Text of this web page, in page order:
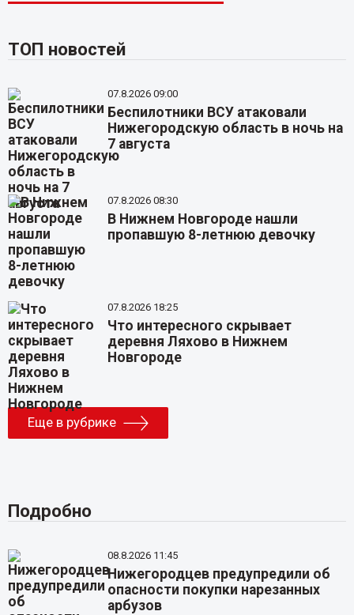
ТОП новостей
07.8.2026 09:00
Беспилотники ВСУ атаковали
Нижегородскую область в ночь на
7 августа
07.8.2026 08:30
В Нижнем Новгороде нашли
пропавшую 8-летнюю девочку
07.8.2026 18:25
Что интересного скрывает
деревня Ляхово в Нижнем
Новгороде
Еще в рубрике
Подробно
08.8.2026 11:45
Нижегородцев предупредили об
опасности покупки нарезанных
арбузов